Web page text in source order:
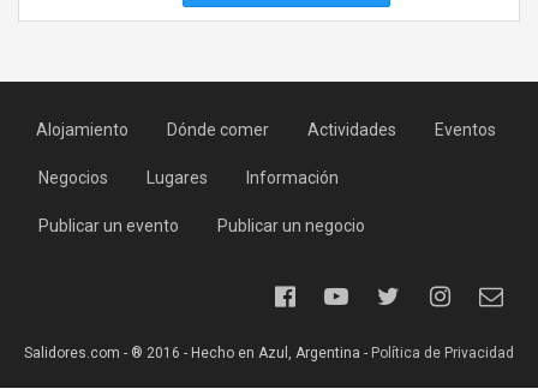
Alojamiento Dónde comer Actividades Eventos
Negocios Lugares Información
Publicar un evento Publicar un negocio
Salidores.com - ® 2016 - Hecho en Azul, Argentina - Política de Privacidad